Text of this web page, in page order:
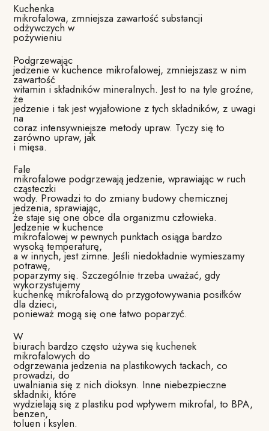
Kuchenka
mikrofalowa, zmniejsza zawartość substancji
odżywczych w
pożywieniu
Podgrzewając
jedzenie w kuchence mikrofalowej, zmniejszasz w nim
zawartość
witamin i składników mineralnych. Jest to na tyle groźne,
że
jedzenie i tak jest wyjałowione z tych składników, z uwagi
na
coraz intensywniejsze metody upraw. Tyczy się to
zarówno upraw, jak
i mięsa.
Fale
mikrofalowe podgrzewają jedzenie, wprawiając w ruch
cząsteczki
wody. Prowadzi to do zmiany budowy chemicznej
jedzenia, sprawiając,
że staje się one obce dla organizmu człowieka.
Jedzenie w kuchence
mikrofalowej w pewnych punktach osiąga bardzo
wysoką temperaturę,
a w innych, jest zimne. Jeśli niedokładnie wymieszamy
potrawę,
poparzymy się. Szczególnie trzeba uważać, gdy
wykorzystujemy
kuchenkę mikrofalową do przygotowywania posiłków
dla dzieci,
ponieważ mogą się one łatwo poparzyć.
W
biurach bardzo często używa się kuchenek
mikrofalowych do
odgrzewania jedzenia na plastikowych tackach, co
prowadzi, do
uwalniania się z nich dioksyn. Inne niebezpieczne
składniki, które
wydzielają się z plastiku pod wpływem mikrofal, to BPA,
benzen,
toluen i ksylen.